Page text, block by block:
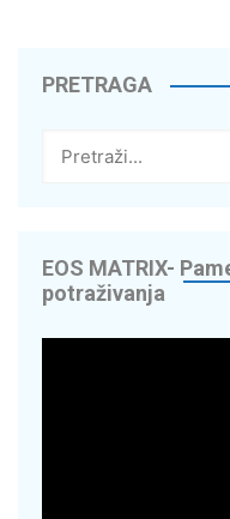
PRETRAGA
EOS MATRIX-
potraživanja